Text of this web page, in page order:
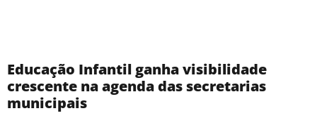
Educação Infantil ganha visibilidade
crescente na agenda das secretarias
municipais